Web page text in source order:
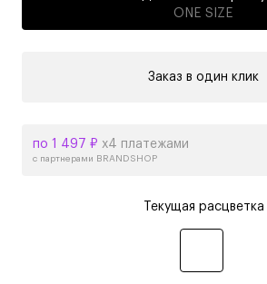
ONE SIZE
Заказ в один клик
по 1 497 ₽ х4 платежами
с партнерами BRANDSHOP
Текущая расцветка